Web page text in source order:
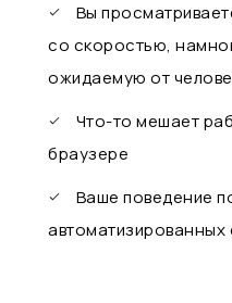
Вы
со скоростью,
ожидаемую от
Что-то мешает
браузере
Ваше поведение
автоматизированных